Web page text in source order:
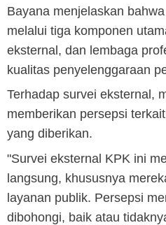
Bayana menjelaskan
melalui tiga komponen
eksternal, dan lembaga
kualitas penyelenggaraan
Terhadap survei eksternal,
memberikan persepsi
yang diberikan.
"Survei eksternal KPK ini
langsung, khususnya
layanan publik. Persepsi
dibohongi, baik atau